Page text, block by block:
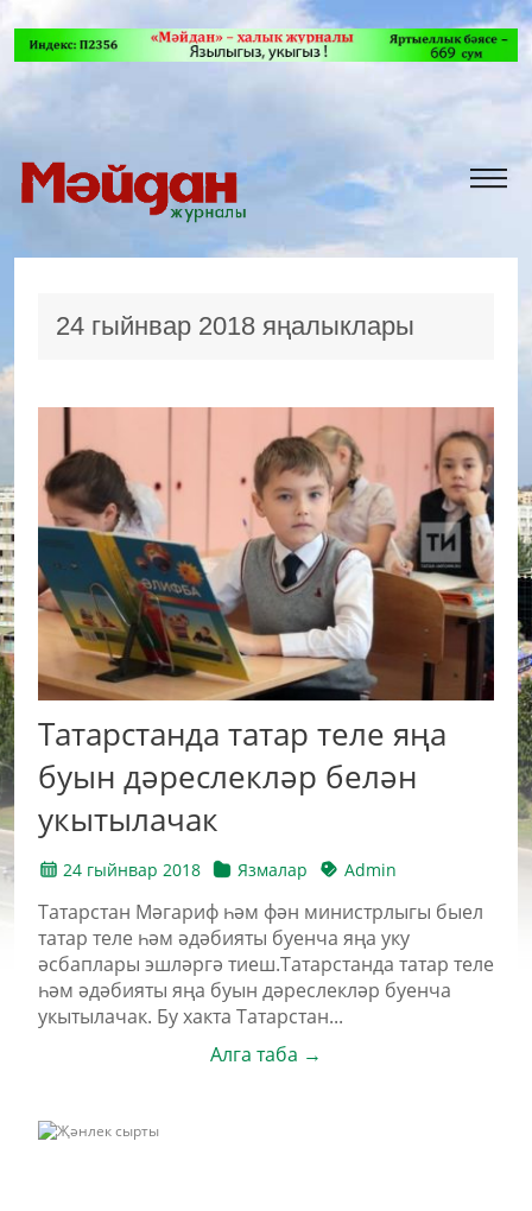
24 гыйнвар 2018 яңалыклары
Татарстанда татар теле яңа
буын дәреслекләр белән
укытылачак
24 гыйнвар 2018 Язмалар Admin
Татарстан Мәгариф һәм фән министрлыгы быел
татар теле һәм әдәбияты буенча яңа уку
әсбаплары эшләргә тиеш.Татарстанда татар теле
һәм әдәбияты яңа буын дәреслекләр буенча
укытылачак. Бу хакта Татарстан...
Алга таба →